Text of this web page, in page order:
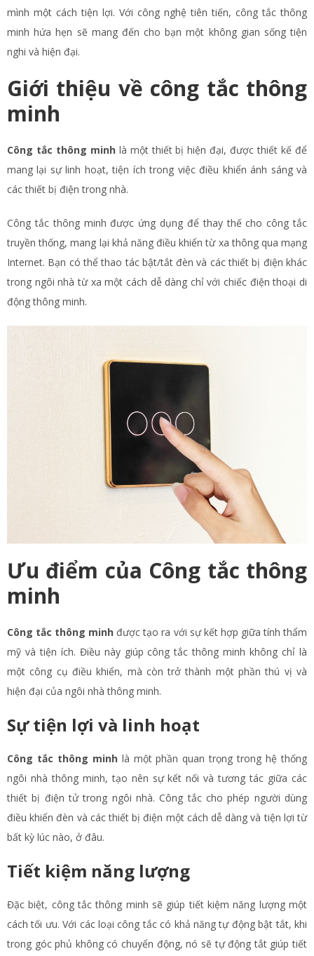
mình một cách tiện lợi. Với công nghệ tiên tiến, công tắc thông
minh hứa hẹn sẽ mang đến cho bạn một không gian sống tiện
nghi và hiện đại.
Giới thiệu về công tắc thông
minh
Công tắc thông minh là một thiết bị hiện đại, được thiết kế để
mang lại sự linh hoạt, tiện ích trong việc điều khiển ánh sáng và
các thiết bị điện trong nhà.
Công tắc thông minh được ứng dụng để thay thế cho công tắc
truyền thống, mang lại khả năng điều khiển từ xa thông qua mạng
Internet. Bạn có thể thao tác bật/tắt đèn và các thiết bị điện khác
trong ngôi nhà từ xa một cách dễ dàng chỉ với chiếc điện thoại di
động thông minh.
Ưu điểm của Công tắc thông
minh
Công tắc thông minh được tạo ra với sự kết hợp giữa tính thẩm
mỹ và tiện ích. Điều này giúp công tắc thông minh không chỉ là
một công cụ điều khiển, mà còn trở thành một phần thú vị và
hiện đại của ngôi nhà thông minh.
Sự tiện lợi và linh hoạt
Công tắc thông minh là một phần quan trọng trong hệ thống
ngôi nhà thông minh, tạo nên sự kết nối và tương tác giữa các
thiết bị điện tử trong ngôi nhà. Công tắc cho phép người dùng
điều khiển đèn và các thiết bị điện một cách dễ dàng và tiện lợi từ
bất kỳ lúc nào, ở đâu.
Tiết kiệm năng lượng
Đặc biệt, công tắc thông minh sẽ giúp tiết kiệm năng lượng một
cách tối ưu. Với các loại công tắc có khả năng tự động bật tắt, khi
trong góc phủ không có chuyển động, nó sẽ tự động tắt giúp tiết